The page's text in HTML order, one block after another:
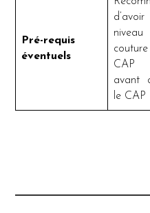
Pré-requis
éventuels
CAP
avant
le